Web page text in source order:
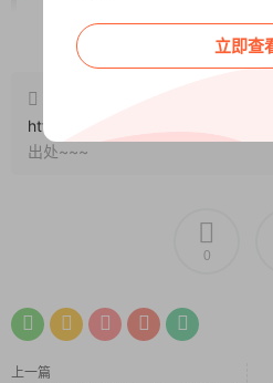
2.视频转文字神器
支持抖音、小红书等平台视频链接
用边看视频边记笔记了，素材获取
阅读全
http://www.wangxunke.cn/rjzq/
出处~~~
0
上一篇
立即查